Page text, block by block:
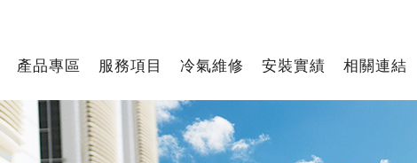
產品專區 服務項目 冷氣維修 安裝實績 相關連結